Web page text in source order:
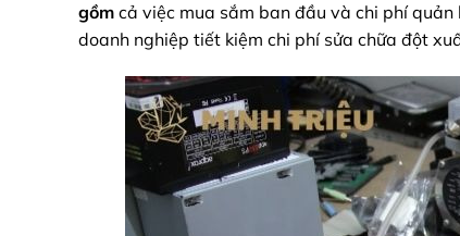
gồm cả việc mua sắm ban đầu và chi phí quản
doanh nghiệp tiết kiệm chi phí sửa chữa đột